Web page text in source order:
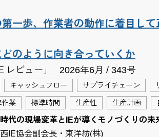
一歩、作業者の動作に着目し
のように向き合っていくか
レビュー」 2026年6月 / 343号
キャッシュフロー サプライチェーン
業 標準時間 生産性 生産計画
時代の現場変革とIEが導くモノづくりの
IE協会副会長・東洋紡(株)